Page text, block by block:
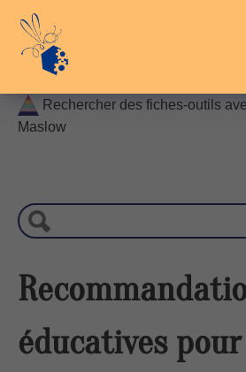
content
Rechercher des fiches-outils
Maslow
c
h
r
c
e
éducatives